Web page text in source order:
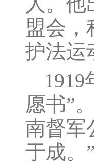
盟会，
护法运
愿书”
南督军
于成。